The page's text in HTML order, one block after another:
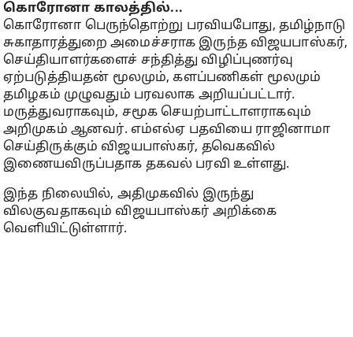
கொரோனா காலத்தில்...
கொரோனா பெருந்தொற்று பரவியபோது, தமிழ்நாடு
சுகாதாரத்துறை அமைச்சராக இருந்த விஜயபாஸ்கர்,
செய்தியாளர்களைச் சந்தித்து விழிப்புணர்வு
ஏற்படுத்தியதன் மூலமும், களப்பணிகள் மூலமும்
தமிழகம் முழுவதும் பரவலாக அறியப்பட்டார்.
மருத்துவராகவும், சமூக செயற்பாட்டாளராகவும்
அறிமுகம் ஆனவர். எம்எல்ஏ பதவியை ராஜினாமா
செய்திருக்கும் விஜயபாஸ்கர், தவெகவில்
இணையவிருப்பதாக தகவல் பரவி உள்ளது.
இந்த நிலையில், அதிமுகவில் இருந்து
விலகுவதாகவும் விஜயபாஸ்கர் அறிக்கை
வெளியிட்டுள்ளார்.